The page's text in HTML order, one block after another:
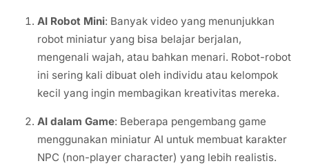
AI Robot Mini: Banyak video yang menunjukkan
robot miniatur yang bisa belajar berjalan,
mengenali wajah, atau bahkan menari. Robot-robot
ini sering kali dibuat oleh individu atau kelompok
kecil yang ingin membagikan kreativitas mereka.
AI dalam Game: Beberapa pengembang game
menggunakan miniatur AI untuk membuat karakter
NPC (non-player character) yang lebih realistis.